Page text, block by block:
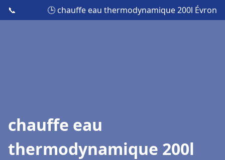
📞 🕒 chauffe eau thermodynamique 200l Évron
chauffe eau
thermodynamique 200l